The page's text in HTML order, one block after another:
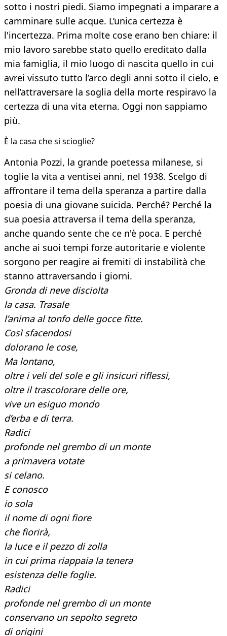
sotto i nostri piedi. Siamo impegnati a imparare a
camminare sulle acque. L’unica certezza è
l'incertezza. Prima molte cose erano ben chiare: il
mio lavoro sarebbe stato quello ereditato dalla
mia famiglia, il mio luogo di nascita quello in cui
avrei vissuto tutto l’arco degli anni sotto il cielo, e
nell’attraversare la soglia della morte respiravo la
certezza di una vita eterna. Oggi non sappiamo
più.
È la casa che si scioglie?
Antonia Pozzi, la grande poetessa milanese, si
toglie la vita a ventisei anni, nel 1938. Scelgo di
affrontare il tema della speranza a partire dalla
poesia di una giovane suicida. Perché? Perché la
sua poesia attraversa il tema della speranza,
anche quando sente che ce n'è poca. E perché
anche ai suoi tempi forze autoritarie e violente
sorgono per reagire ai fremiti di instabilità che
stanno attraversando i giorni.
Gronda di neve disciolta
la casa. Trasale
l’anima al tonfo delle gocce fitte.
Così sfacendosi
dolorano le cose,
Ma lontano,
oltre i veli del sole e gli insicuri riflessi,
oltre il trascolorare delle ore,
vive un esiguo mondo
d’erba e di terra.
Radici
profonde nel grembo di un monte
a primavera votate
si celano.
E conosco
io sola
il nome di ogni fiore
che fiorirà,
la luce e il pezzo di zolla
in cui prima riappaia la tenera
esistenza delle foglie.
Radici
profonde nel grembo di un monte
conservano un sepolto segreto
di origini